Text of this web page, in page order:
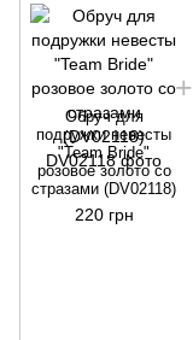
Обруч для
подружки невесты
"Team Bride"
розовое золото со
стразами (DV02118)
220 грн